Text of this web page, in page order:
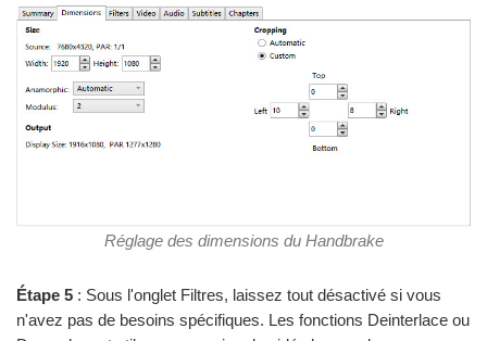
Réglage des dimensions du Handbrake
Étape 5 : Sous l'onglet Filtres, laissez tout désactivé si vous
n'avez pas de besoins spécifiques. Les fonctions Deinterlace ou